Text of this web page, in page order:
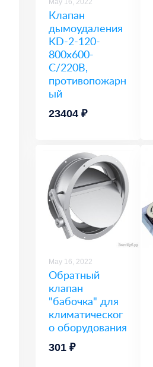
May 16, 2022
Клапан
дымоудаления
KD-2-120-
800х600-
C/220В,
противопожарн
ый
23404 ₽
May 16, 2022
Обратный
клапан
"бабочка" для
климатическог
о оборудования
301 ₽